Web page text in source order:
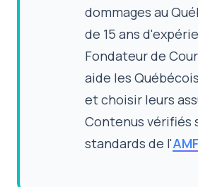
dommages au
de 15 ans
Fondateur de
aide les
et choisir leurs
Contenus vérifiés
standards de l'AMF